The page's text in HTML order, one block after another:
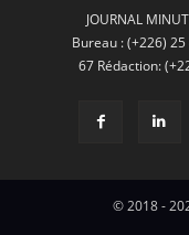
JOURNAL
Bureau : (+226)
67 Rédaction:
© 2018 -